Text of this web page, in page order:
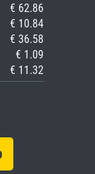
€ 62.86
€ 10.84
€ 36.58
€ 1.09
€ 11.32